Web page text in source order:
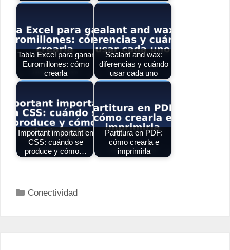
Tabla Excel para ganar
Euromillones: cómo
crearla
Sealant and wax:
diferencias y cuándo
usar cada uno
Important important en
CSS: cuándo se
produce y cómo…
Partitura en PDF:
cómo crearla e
imprimirla
Categorías
Conectividad